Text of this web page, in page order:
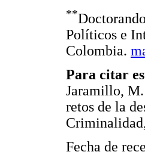
**
Políticos e
Colombia.
Para citar
Jaramillo,
retos de la
Fecha de